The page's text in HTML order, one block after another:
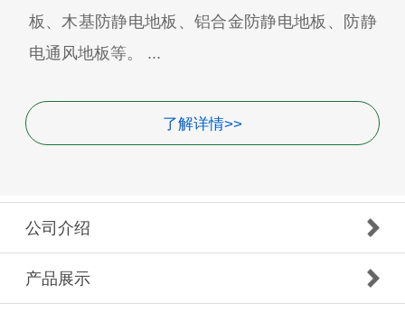
板、木基防静电地板、铝合金防静电地板、防静
电通风地板等。 ...
了解详情>>
公司介绍
产品展示